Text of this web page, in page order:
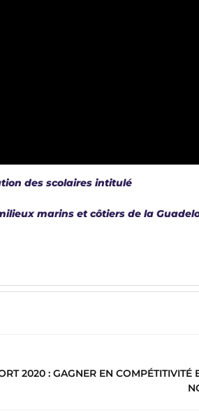
des scolaires intitulé
marins et côtiers de la
2020 : GAGNER EN COMPÉTITIVITÉ